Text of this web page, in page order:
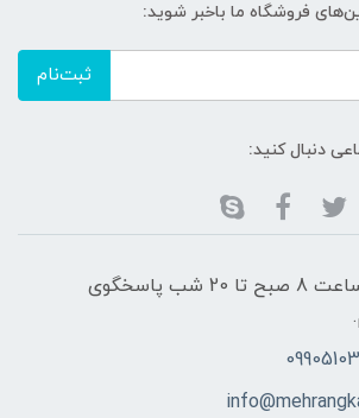
فروشگاه ما باخبر شوید:
ثبت‌نام
دنبال کنید:
هفت روز هفته، از ساعت 8 صبح تا 20 شب پاسخگوی